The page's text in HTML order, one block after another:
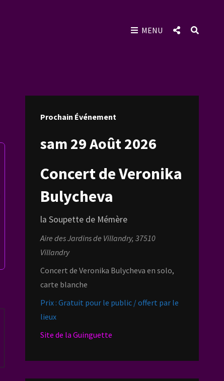
MENU
SOCIAL
Prochain Événement
sam 29 Août 2026
Concert de Veronika
Bulycheva
la Soupette de Mémère
Aire des Jardins de Villandry, 37510
Villandry
Concert de Veronika Bulycheva en solo,
carte blanche
Prix : Gratuit pour le public / offert par le
lieux
Site de la Guinguette